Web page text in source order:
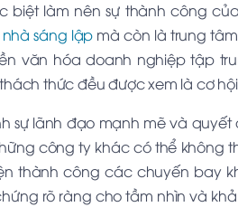
biệt làm nên sự thành công
nhà sáng lập mà còn là trung
văn hóa doanh nghiệp tập
thức đều được xem là cơ
sự lãnh đạo mạnh mẽ và
công ty khác có thể không
thành công các chuyến bay
rõ ràng cho tầm nhìn và